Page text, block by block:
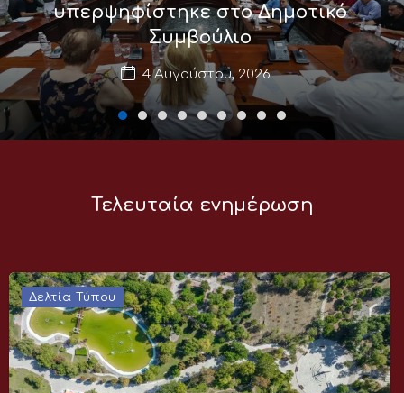
υπερψηφίστηκε στο Δημοτικό
Συμβούλιο
4 Αυγούστου, 2026
Τελευταία ενημέρωση
Δελτία Τύπου